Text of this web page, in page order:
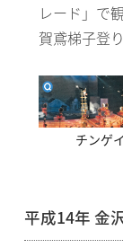
レード」で
賀鳶梯子登
チンゲ
平成14年 金